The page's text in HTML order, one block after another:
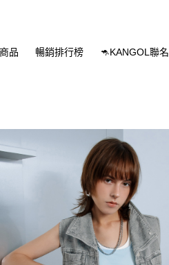
品 暢銷排行榜 🦘KANGOL聯名